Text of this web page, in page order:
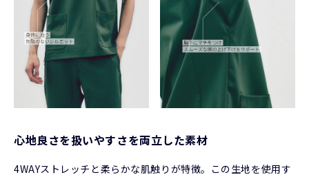
心地良さを扱いやすさを両立した素材
4WAYストレッチと柔らかな肌触りが特徴。この生地を使用す